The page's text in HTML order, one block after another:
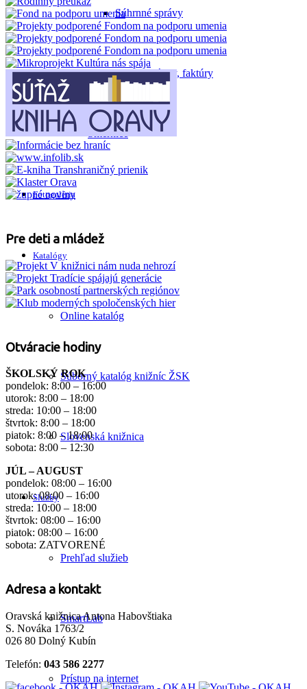
Súhrnné správy
Zmluvy, objednávky, faktúry
Smernice
Fotogaléria
Katalógy
Online katalóg
Súborný katalóg knižníc ŽSK
Slovenská knižnica
Služby
Prehľad služieb
SmartLab
Prístup na internet
Pre deti a mládež
Otváracie hodiny
ŠKOLSKÝ ROK
pondelok: 8:00 – 16:00
utorok: 8:00 – 18:00
streda: 10:00 – 18:00
štvrtok: 8:00 – 18:00
piatok: 8:00 – 18:00
sobota: 8:00 – 12:30
JÚL – AUGUST
pondelok: 08:00 – 16:00
utorok: 08:00 – 16:00
streda: 10:00 – 18:00
štvrtok: 08:00 – 16:00
piatok: 08:00 – 16:00
sobota: ZATVORENÉ
Adresa a kontakt
Oravská knižnica Antona Habovštiaka
S. Nováka 1763/2
026 80 Dolný Kubín
Telefón: 043 586 2277